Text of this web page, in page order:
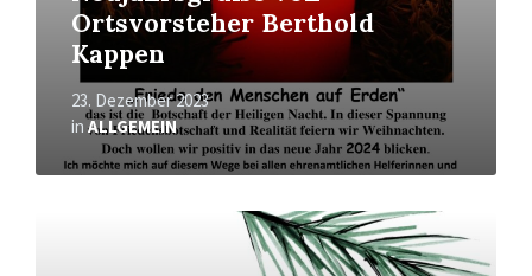
Ortsvorsteher Berthold
Kappen
23. Dezember 2023
in ALLGEMEIN